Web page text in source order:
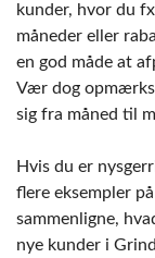
kunder, hvor du
måneder eller
en god måde at
Vær dog
sig fra måned til
Hvis du er
flere eksempler på
sammenligne,
nye kunder i